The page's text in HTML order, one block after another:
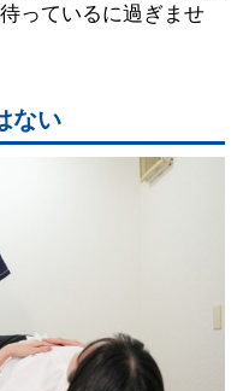
っているに過ぎませ
ない